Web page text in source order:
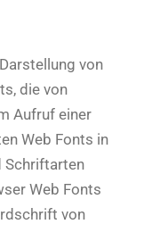
von
die von
Aufruf einer
Web Fonts in
Schriftarten
Web Fonts
von